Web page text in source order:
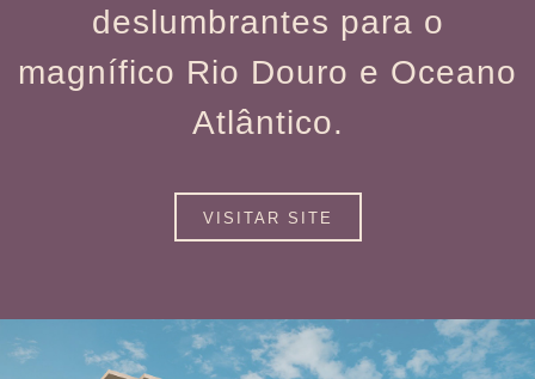
deslumbrantes para o
magnífico Rio Douro e Oceano
Atlântico.
VISITAR SITE